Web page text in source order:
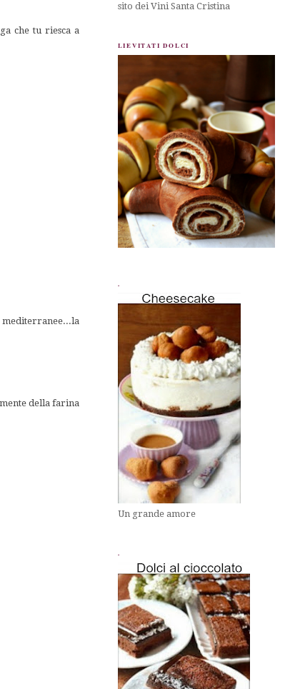
che tu riesca a
della farina
sito dei Vini Santa Cristina
LIEVITATI DOLCI
.
Un grande amore
.